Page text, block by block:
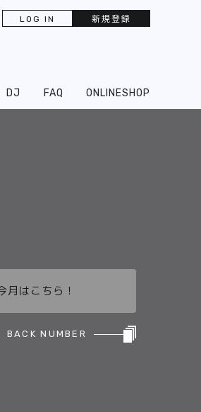
LOG IN 新規登録
DJ FAQ ONLINESHOP
はこちら！
BACK NUMBER